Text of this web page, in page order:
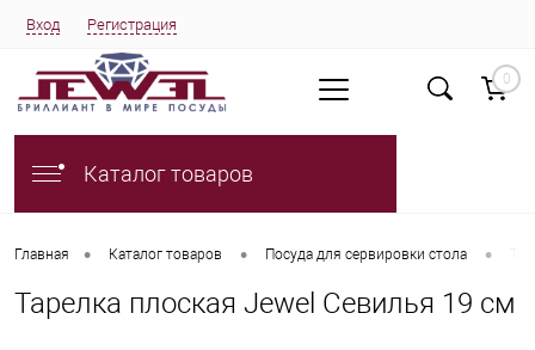
Вход Регистрация
0
Каталог товаров
Главная • Каталог товаров • Посуда для сервировки стола •
Тарелка плоская Jewel Севилья 19 см